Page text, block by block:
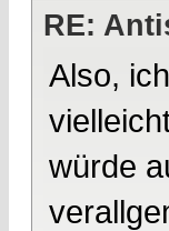
RE:
Also,
würde